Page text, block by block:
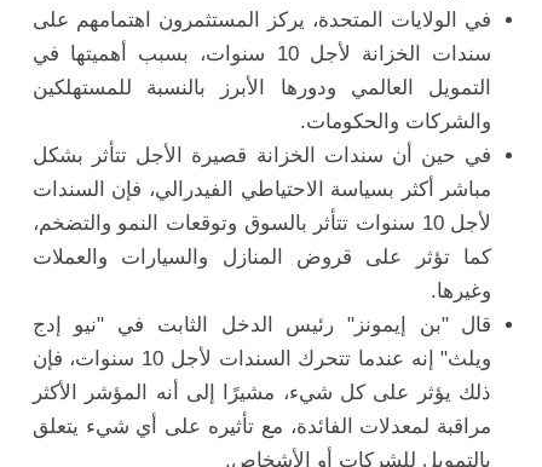
في الولايات المتحدة، يركز المستثمرون اهتمامهم على
سندات الخزانة لأجل 10 سنوات، بسبب أهميتها في
التمويل العالمي ودورها الأبرز بالنسبة للمستهلكين
والشركات والحكومات.
في حين أن سندات الخزانة قصيرة الأجل تتأثر بشكل
مباشر أكثر بسياسة الاحتياطي الفيدرالي، فإن السندات
لأجل 10 سنوات تتأثر بالسوق وتوقعات النمو والتضخم،
كما تؤثر على قروض المنازل والسيارات والعملات
وغيرها.
قال "بن إيمونز" رئيس الدخل الثابت في "نيو إدج
ويلث" إنه عندما تتحرك السندات لأجل 10 سنوات، فإن
ذلك يؤثر على كل شيء، مشيرًا إلى أنه المؤشر الأكثر
مراقبة لمعدلات الفائدة، مع تأثيره على أي شيء يتعلق
بالتمويل للشركات أو الأشخاص.